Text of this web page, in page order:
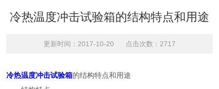
冷热温度冲击试验箱的结构特点和用途
更新时间：2017-10-20 点击次数：2717
冷热温度冲击试验箱的结构特点和用途